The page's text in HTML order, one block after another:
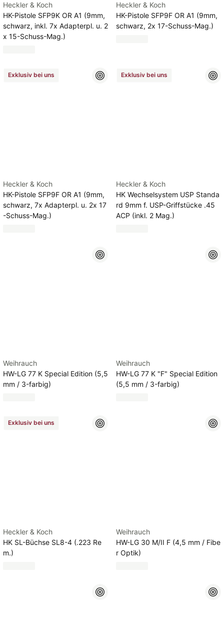
Heckler & Koch
HK-Pistole SFP9K OR A1 (9mm,
schwarz, inkl. 7x Adapterpl. u. 2
x 15-Schuss-Mag.)
Heckler & Koch
HK-Pistole SFP9F OR A1 (9mm,
schwarz, 2x 17-Schuss-Mag.)
Exklusiv bei uns
Heckler & Koch
HK-Pistole SFP9F OR A1 (9mm,
schwarz, 7x Adapterpl. u. 2x 17
-Schuss-Mag.)
Exklusiv bei uns
Heckler & Koch
HK Wechselsystem USP Standa
rd 9mm f. USP-Griffstücke .45
ACP (inkl. 2 Mag.)
Weihrauch
HW-LG 77 K Special Edition (5,5
mm / 3-farbig)
Weihrauch
HW-LG 77 K "F" Special Edition
(5,5 mm / 3-farbig)
Exklusiv bei uns
Heckler & Koch
HK SL-Büchse SL8-4 (.223 Re
m.)
Weihrauch
HW-LG 30 M/II F (4,5 mm / Fibe
r Optik)